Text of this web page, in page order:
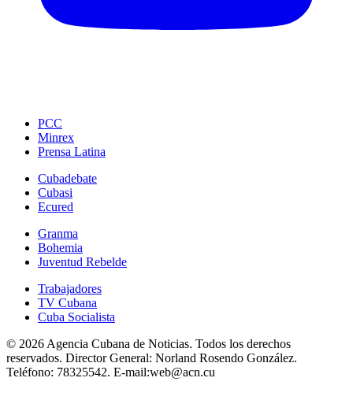
PCC
Minrex
Prensa Latina
Cubadebate
Cubasi
Ecured
Granma
Bohemia
Juventud Rebelde
Trabajadores
TV Cubana
Cuba Socialista
© 2026 Agencia Cubana de Noticias. Todos los derechos
reservados. Director General: Norland Rosendo González.
Teléfono: 78325542. E-mail:web@acn.cu